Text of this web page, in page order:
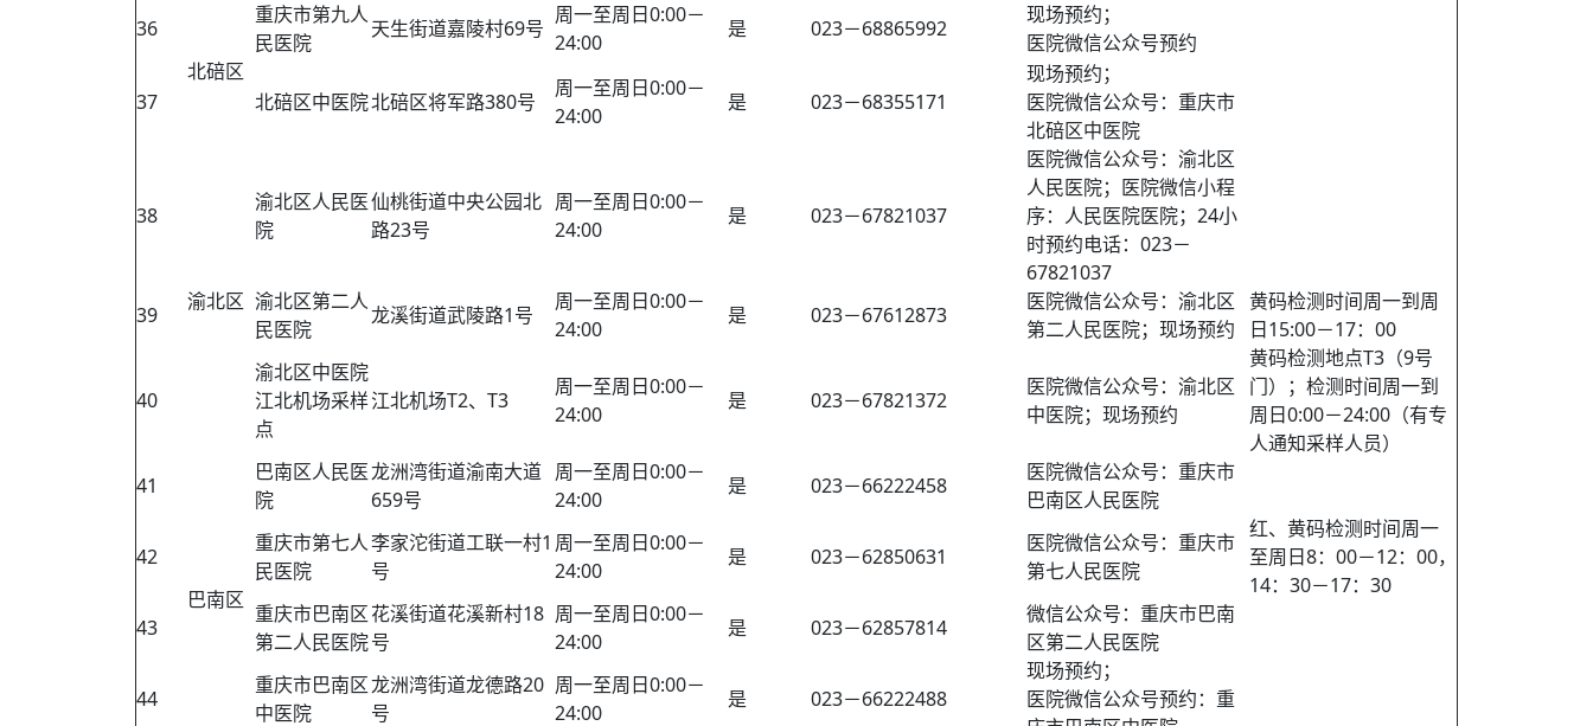
36
北碚区
重庆市第九人
民医院
天生街道嘉陵村69号
周一至周日0:00－
24:00
是 023－68865992
现场预约；
医院微信公众号预约
37 北碚区中医院北碚区将军路380号
周一至周日0:00－
24:00
是 023－68355171
现场预约；
医院微信公众号：重庆市
北碚区中医院
38
渝北区
渝北区人民医
院
仙桃街道中央公园北
路23号
周一至周日0:00－
24:00
是 023－67821037
医院微信公众号：渝北区
人民医院；医院微信小程
序：人民医院医院；24小
时预约电话：023－
67821037
39
渝北区第二人
民医院
龙溪街道武陵路1号
周一至周日0:00－
24:00
是 023－67612873
医院微信公众号：渝北区
第二人民医院；现场预约
黄码检测时间周一到周
日15:00－17：00
40
渝北区中医院
江北机场采样
点
江北机场T2、T3
周一至周日0:00－
24:00
是 023－67821372
医院微信公众号：渝北区
中医院；现场预约
黄码检测地点T3（9号
门）；检测时间周一到
周日0:00－24:00（有专
人通知采样人员）
41
巴南区
巴南区人民医
院
龙洲湾街道渝南大道
659号
周一至周日0:00－
24:00
是 023－66222458
医院微信公众号：重庆市
巴南区人民医院
42
重庆市第七人
民医院
李家沱街道工联一村1
号
周一至周日0:00－
24:00
是 023－62850631
医院微信公众号：重庆市
第七人民医院
红、黄码检测时间周一
至周日8：00－12：00，
14：30－17：30
43
重庆市巴南区
第二人民医院
花溪街道花溪新村18
号
周一至周日0:00－
24:00
是 023－62857814
微信公众号：重庆市巴南
区第二人民医院
44
重庆市巴南区
中医院
龙洲湾街道龙德路20
号
周一至周日0:00－
24:00
是 023－66222488
现场预约；
医院微信公众号预约：重